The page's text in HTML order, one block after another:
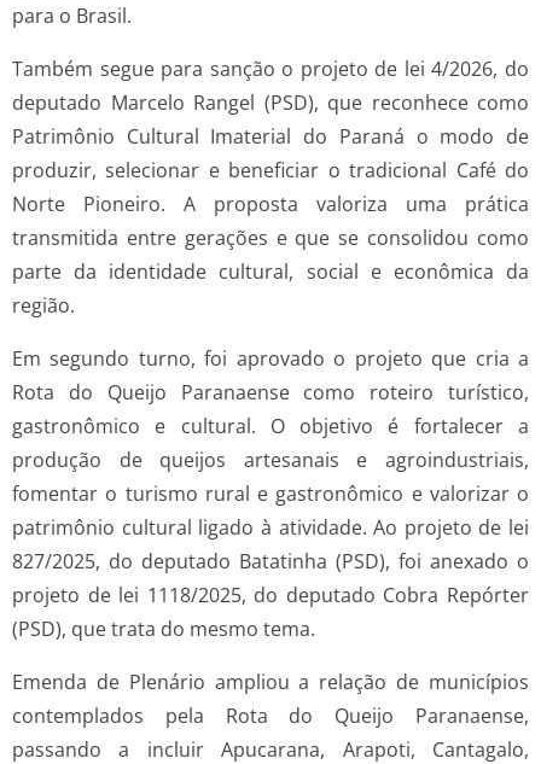
para o Brasil.
Também segue para sanção o projeto de lei 4/2026, do
deputado Marcelo Rangel (PSD), que reconhece como
Patrimônio Cultural Imaterial do Paraná o modo de
produzir, selecionar e beneficiar o tradicional Café do
Norte Pioneiro. A proposta valoriza uma prática
transmitida entre gerações e que se consolidou como
parte da identidade cultural, social e econômica da
região.
Em segundo turno, foi aprovado o projeto que cria a
Rota do Queijo Paranaense como roteiro turístico,
gastronômico e cultural. O objetivo é fortalecer a
produção de queijos artesanais e agroindustriais,
fomentar o turismo rural e gastronômico e valorizar o
patrimônio cultural ligado à atividade. Ao projeto de lei
827/2025, do deputado Batatinha (PSD), foi anexado o
projeto de lei 1118/2025, do deputado Cobra Repórter
(PSD), que trata do mesmo tema.
Emenda de Plenário ampliou a relação de municípios
contemplados pela Rota do Queijo Paranaense,
passando a incluir Apucarana, Arapoti, Cantagalo,